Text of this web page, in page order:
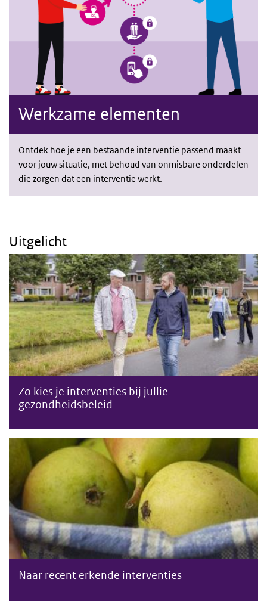
Werkzame elementen
Ontdek hoe je een bestaande interventie passend maakt
voor jouw situatie, met behoud van onmisbare onderdelen
die zorgen dat een interventie werkt.
Uitgelicht
Naar Voorbereiden: Plan de uitvoering en kies interventies
Zo kies je interventies bij jullie
gezondheidsbeleid
Recent erkende interventies
Naar recent erkende interventies